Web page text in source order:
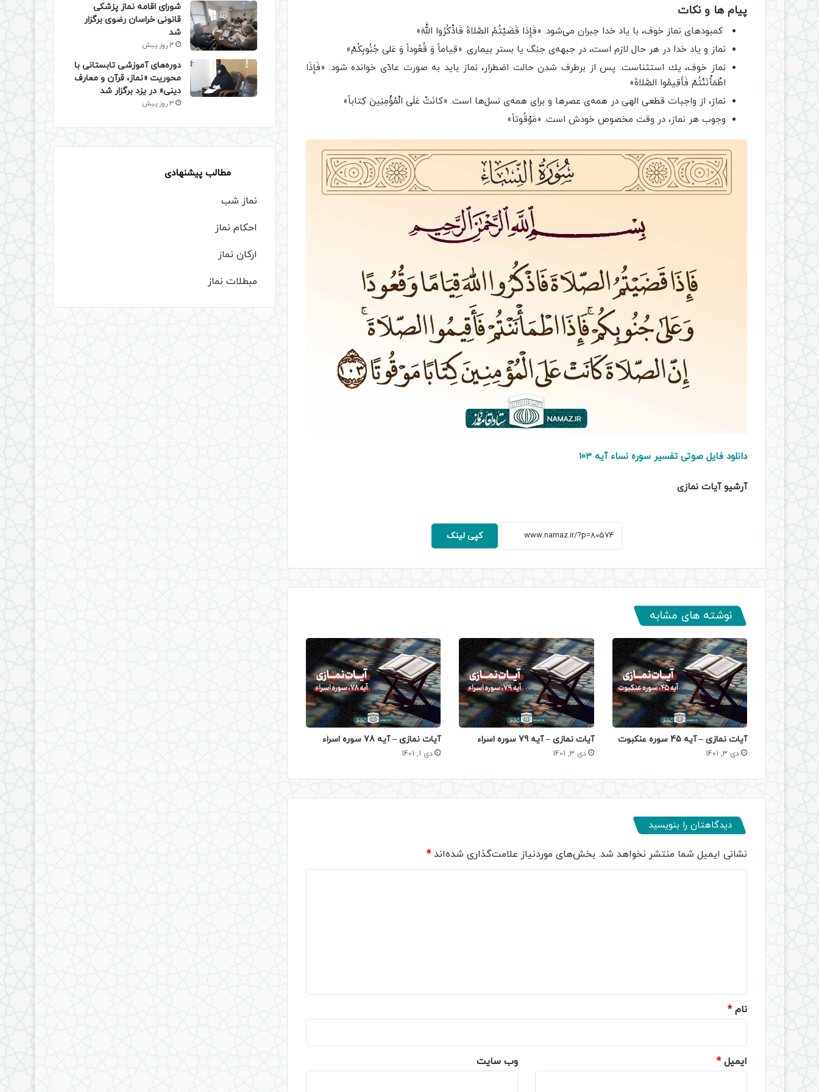
پیام ها و نکات
كمبودهاى نماز خوف، با ياد خدا جبران مى‌شود. «فَإِذا قَضَيْتُمُ الصَّلاةَ فَاذْكُرُوا اللَّهَ»
نماز و ياد خدا در هر حال لازم است، در جبهه‌ى جنگ يا بستر بيمارى. «قِياماً وَ قُعُوداً وَ عَلى‌ جُنُوبِكُمْ»
نماز خوف، يك استثناست. پس از برطرف شدن حالت اضطرار، نماز بايد به صورت عادّى خوانده شود. «فَإِذَا
اطْمَأْنَنْتُمْ فَأَقِيمُوا الصَّلاةَ»
نماز، از واجبات قطعى الهى در همه‌ى عصرها و براى همه‌ى نسل‌ها است. «كانَتْ عَلَى الْمُؤْمِنِينَ كِتاباً»
وجوب هر نماز، در وقت مخصوص خودش است. «مَوْقُوتاً»
دانلود فایل صوتی تفسیر سوره نساء آیه 103
آرشیو آیات نمازی
کپی لینک
نوشته های مشابه
آیات نمازی – آیه 45 سوره عنکبوت
دی 3, 1401
آیات نمازی – آیه 79 سوره اسراء
دی 3, 1401
آیات نمازی – آیه 78 سوره اسراء
دی 1, 1401
دیدگاهتان را بنویسید
نشانی ایمیل شما منتشر نخواهد شد. بخش‌های موردنیاز علامت‌گذاری شده‌اند*
نام*
ایمیل* وب‌ سایت
شورای اقامه نماز پزشکی
قانونی خراسان رضوی برگزار
شد
3 روز پیش
دوره‌های آموزشی تابستانی با
محوریت «نماز، قرآن و معارف
دینی» در یزد برگزار شد
3 روز پیش
مطالب پیشنهادی
نماز شب
احکام نماز
ارکان نماز
مبطلات نماز